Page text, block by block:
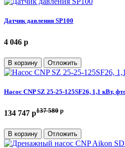
Датчик давления SP100
4 046 p
В корзину Отложить
Насос CNP SZ 25-25-125SF26, 1,1 кВт,
134 747 p137 580 p
В корзину Отложить